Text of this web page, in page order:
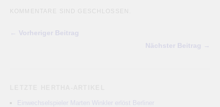
KOMMENTARE SIND GESCHLOSSEN.
← Vorheriger Beitrag
Nächster Beitrag →
Einwechselspieler Marten Winkler erlöst Berliner